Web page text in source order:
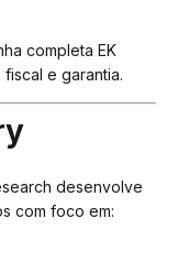
completa EK
e garantia.
desenvolve
com foco em: